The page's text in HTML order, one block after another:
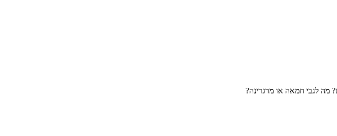
מה לגבי חמאה או מרגרינה?